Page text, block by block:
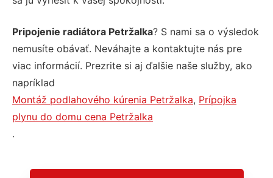
Pripojenie radiátora Petržalka? S nami sa o výsledok
nemusíte obávať. Neváhajte a kontaktujte nás pre
viac informácií. Prezrite si aj ďalšie naše služby, ako
napríklad
Montáž podlahového kúrenia Petržalka, Prípojka
plynu do domu cena Petržalka
.